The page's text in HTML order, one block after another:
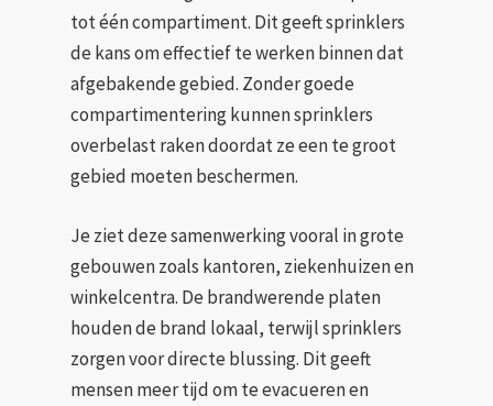
tot één compartiment. Dit geeft sprinklers
de kans om effectief te werken binnen dat
afgebakende gebied. Zonder goede
compartimentering kunnen sprinklers
overbelast raken doordat ze een te groot
gebied moeten beschermen.
Je ziet deze samenwerking vooral in grote
gebouwen zoals kantoren, ziekenhuizen en
winkelcentra. De brandwerende platen
houden de brand lokaal, terwijl sprinklers
zorgen voor directe blussing. Dit geeft
mensen meer tijd om te evacueren en